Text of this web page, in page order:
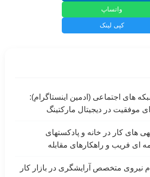
واتساپ
کپی لینک
های اجتماعی (ادمین اینستاگرام):
موفقیت در دیجیتال مارکتینگ
های کار در خانه و پادکستهای
ای فریب و راهکارهای مقابله
نیروی متخصص آرایشگری در بازار کار